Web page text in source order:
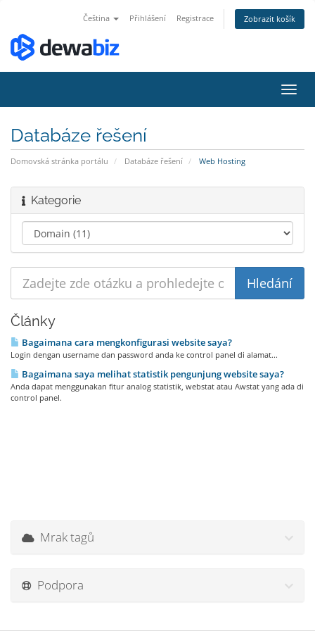
Čeština Přihlášení Registrace Zobrazit košík
Databáze řešení
Domovská stránka portálu Databáze řešení Web Hosting
Kategorie
Články
Bagaimana cara mengkonfigurasi website saya?
Login dengan username dan password anda ke control panel di alamat...
Bagaimana saya melihat statistik pengunjung website saya?
Anda dapat menggunakan fitur analog statistik, webstat atau Awstat yang ada di
control panel.
Mrak tagů
Podpora